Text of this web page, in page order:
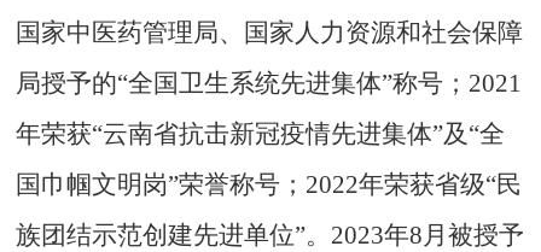
国家中医药管理局、国家人力资源和社会保障
局授予的“全国卫生系统先进集体”称号； 2021
年荣获“云南省抗击新冠疫情先进集体”及 “全
国巾帼文明岗”荣誉称号； 2022年荣获省级“民
族团结示范创建先进单位”。 2023年8月被授予